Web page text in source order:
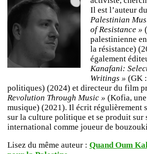
Il est l’auteur
Palestinian
of Resistance »
palestinienne
la résistance)
également
Kanafani:
Writings » (GK
politiques) (2024) et directeur du film
Revolution Through Music » (Kofia,
musique) (2021). Il écrit régulièrement
sur la culture politique et se produit sur
international comme joueur de
Lisez du même auteur : Quand Oum